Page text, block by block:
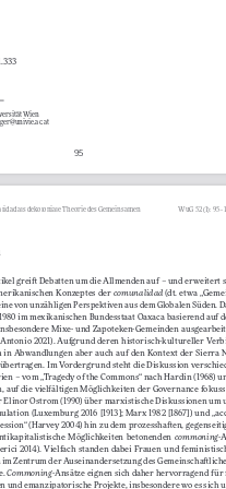
95
Wien
als dekoloniale Theorie des Gemeinsamen WuG 52 (1):
greift Debatten um die Allmenden auf – und erweitert
Konzeptes  der comunalidad (dt.  etwa
von unzähligen Perspektiven aus dem Globalen Süden.
im mexikanischen Bundesstaat Oaxaca basierend auf
Mixe-  und  Zapoteken-Gemeinden
Antonio 2021). Aufgrund deren historisch-kultureller
in  Abwandlungen  aber  auch  auf  den  Kontext  der  Sierra
Im Vordergrund steht die Diskussion
– vom „Tragedy of the Commons“ nach Hardin (1968)
auf die vielfältigen Möglichkeiten der Governance
Elinor Ostrom (1990) über marxistische Diskussionen um
(Luxemburg  2016  [1913];  Marx  1982  [1867])  und
(Harvey 2004) hin zu dem prozesshaften,
Möglichkeiten  betonenden commoning-
2014).  Vielfach  standen  dabei  Frauen  und
Zentrum der Auseinandersetzung des
Commoning-Ansätze eignen sich daher hervorragend für
und emanzipatorische Projekte, insbesondere wo es sich